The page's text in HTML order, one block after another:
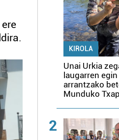
KIROLA
Unai Urkia
laugarren
arrantzako
Munduko
2